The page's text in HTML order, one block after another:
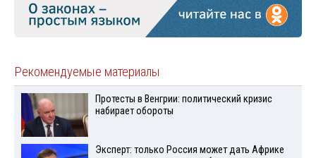
Рекомендуемые материалы
Протесты в Венгрии: политический кризис
набирает обороты
Эксперт: только Россия может дать Африке